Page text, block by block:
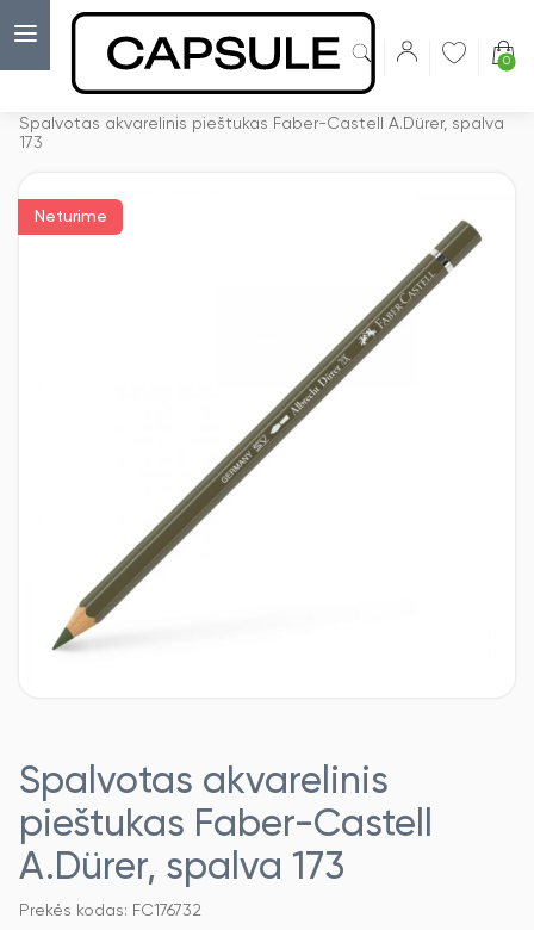
0
Spalvotas akvarelinis pieštukas Faber-Castell A.Dürer, spalva
173
Neturime
Spalvotas akvarelinis
pieštukas Faber-Castell
A.Dürer, spalva 173
Prekės kodas: FC176732